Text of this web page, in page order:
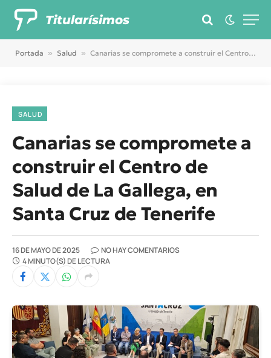
Titularísimos
Portada » Salud » Canarias se compromete a construir el Centro de Salud de La Gallega, en Santa Cruz de Tenerife
SALUD
Canarias se compromete a
construir el Centro de
Salud de La Gallega, en
Santa Cruz de Tenerife
16 DE MAYO DE 2025
NO HAY COMENTARIOS
4 MINUTO(S) DE LECTURA